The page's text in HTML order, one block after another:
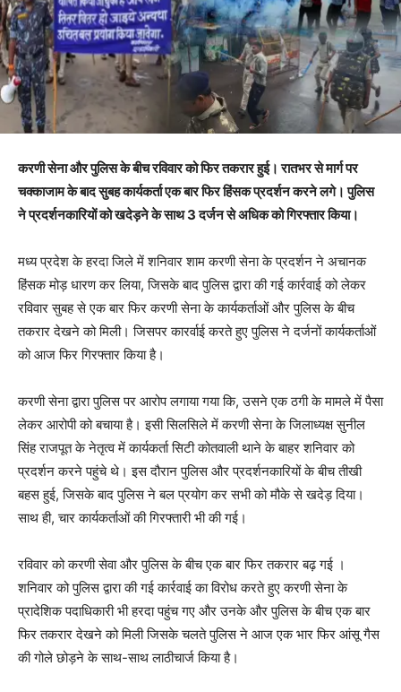
करणी सेना और पुलिस के बीच रविवार को फिर तकरार हुई। रातभर से मार्ग पर
चक्काजाम के बाद सुबह कार्यकर्ता एक बार फिर हिंसक प्रदर्शन करने लगे। पुलिस
ने प्रदर्शनकारियों को खदेड़ने के साथ 3 दर्जन से अधिक को गिरफ्तार किया।
मध्य प्रदेश के हरदा जिले में शनिवार शाम करणी सेना के प्रदर्शन ने अचानक
हिंसक मोड़ धारण कर लिया, जिसके बाद पुलिस द्वारा की गई कार्रवाई को लेकर
रविवार सुबह से एक बार फिर करणी सेना के कार्यकर्ताओं और पुलिस के बीच
तकरार देखने को मिली। जिसपर कारर्वाई करते हुए पुलिस ने दर्जनों कार्यकर्ताओं
को आज फिर गिरफ्तार किया है।
करणी सेना द्वारा पुलिस पर आरोप लगाया गया कि, उसने एक ठगी के मामले में पैसा
लेकर आरोपी को बचाया है। इसी सिलसिले में करणी सेना के जिलाध्यक्ष सुनील
सिंह राजपूत के नेतृत्व में कार्यकर्ता सिटी कोतवाली थाने के बाहर शनिवार को
प्रदर्शन करने पहुंचे थे। इस दौरान पुलिस और प्रदर्शनकारियों के बीच तीखी
बहस हुई, जिसके बाद पुलिस ने बल प्रयोग कर सभी को मौके से खदेड़ दिया।
साथ ही, चार कार्यकर्ताओं की गिरफ्तारी भी की गई।
रविवार को करणी सेवा और पुलिस के बीच एक बार फिर तकरार बढ़ गई ।
शनिवार को पुलिस द्वारा की गई कार्रवाई का विरोध करते हुए करणी सेना के
प्रादेशिक पदाधिकारी भी हरदा पहुंच गए और उनके और पुलिस के बीच एक बार
फिर तकरार देखने को मिली जिसके चलते पुलिस ने आज एक भार फिर आंसू गैस
की गोले छोड़ने के साथ-साथ लाठीचार्ज किया है।